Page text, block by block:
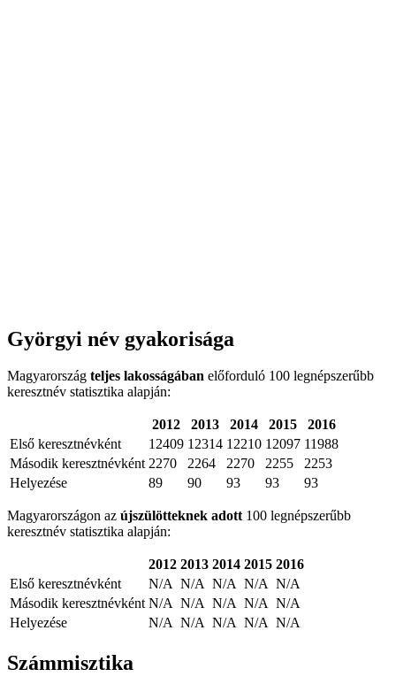
Györgyi név gyakorisága
Magyarország teljes lakosságában előforduló 100 legnépszerűbb
keresztnév statisztika alapján:
2012 2013 2014 2015
2016
Első keresztnévként
12409 12314 12210 12097 11988
Második keresztnévként 2270 2264 2270 2255
2253
Helyezése
89 90 93 93 93
Magyarországon az újszülötteknek adott100 legnépszerűbb
keresztnév statisztika alapján:
2012 2013 2014 2015 2016
Első keresztnévként
N/A N/A N/A N/A N/A
Második keresztnévként N/A N/A N/A N/A N/A
Helyezése
N/A N/A N/A N/A N/A
Számmisztika